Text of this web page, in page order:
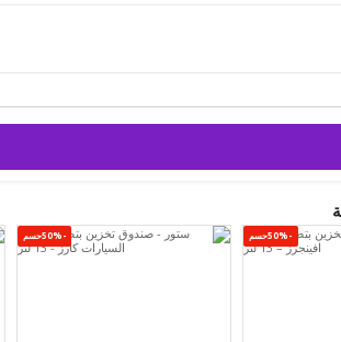
-50%حسم -50%حسم